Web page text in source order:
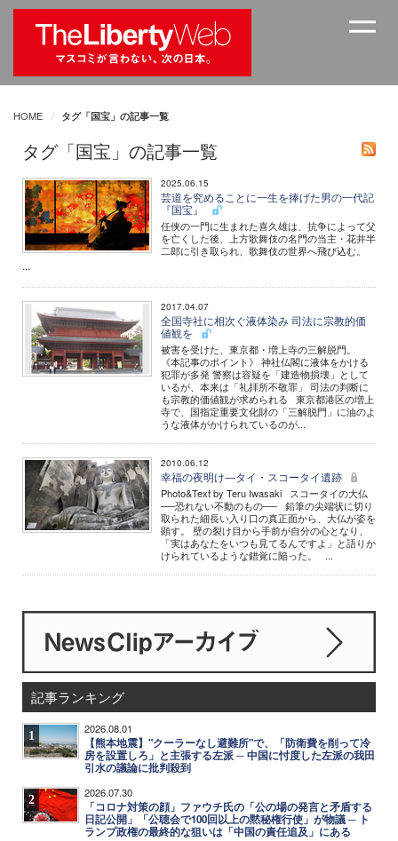
HOME タグ「国宝」の記事一覧
タグ「国宝」の記事一覧
2025.06.15
芸道を究めることに一生を捧げた男の一代記
『国宝』
任侠の一門に生まれた喜久雄は、抗争によって父
を亡くした後、上方歌舞伎の名門の当主・花井半
二郎に引き取られ、歌舞伎の世界へ飛び込む。
...
2017.04.07
全国寺社に相次ぐ液体染み 司法に宗教的価
値観を
被害を受けた、東京都・増上寺の三解脱門。
《本記事のポイント》 神社仏閣に液体をかける
犯罪が多発 警察は容疑を「建造物損壊」として
いるが、本来は「礼拝所不敬罪」 司法の判断に
も宗教的価値観が求められる 東京都港区の増上
寺で、国指定重要文化財の「三解脱門」に油のよ
うな液体がかけられているのが...
2010.06.12
幸福の夜明け―タイ・スコータイ遺跡
Photo&Text by Teru Iwasaki スコータイの大仏
──恐れない不動のもの── 鉛筆の尖端状に切り
取られた細長い入り口の真正面から、大仏が姿を
顕す。 壁の裂け目から手前が自分の心となり、
「実はあなたをいつも見てるんですよ」と語りか
けられているような錯覚に陥った。 ...
記事ランキング
1 2026.08.01
【熊本地震】"クーラーなし避難所"で、「防衛費を削って冷
房を設置しろ」と主張する左派 ─ 中国に忖度した左派の我田
引水の議論に批判殺到
2 2026.07.30
「コロナ対策の顔」ファウチ氏の「公の場の発言と矛盾する
日記公開」「公聴会で100回以上の黙秘権行使」が物議 ─ ト
ランプ政権の最終的な狙いは「中国の責任追及」にある